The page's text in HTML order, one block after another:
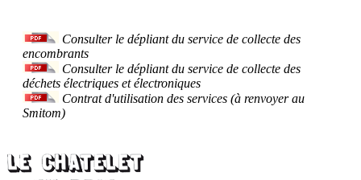
Consulter le dépliant du service de collecte des
encombrants
Consulter le dépliant du service de collecte des
déchets électriques et électroniques
Contrat d'utilisation des services (à renvoyer au
Smitom)